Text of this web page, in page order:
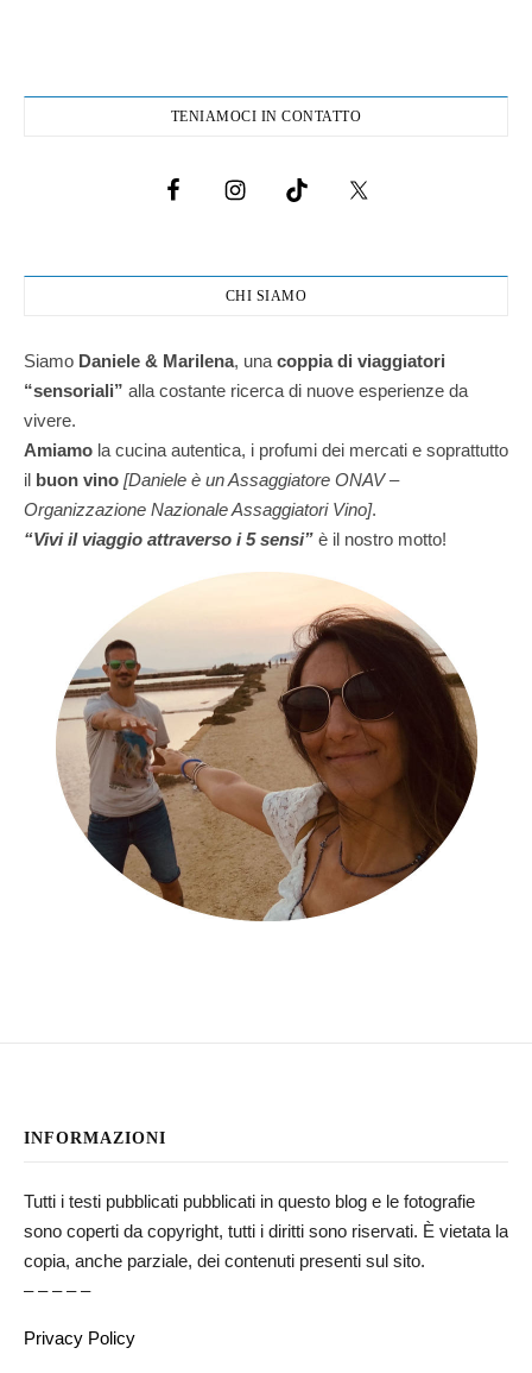
TENIAMOCI IN CONTATTO
CHI SIAMO
Siamo Daniele & Marilena, una coppia di viaggiatori
“sensoriali” alla costante ricerca di nuove esperienze da
vivere.
Amiamo la cucina autentica, i profumi dei mercati e soprattutto
il buon vino [Daniele è un Assaggiatore ONAV –
Organizzazione Nazionale Assaggiatori Vino].
“Vivi il viaggio attraverso i 5 sensi” è il nostro motto!
INFORMAZIONI
Tutti i testi pubblicati pubblicati in questo blog e le fotografie
sono coperti da copyright, tutti i diritti sono riservati. È vietata la
copia, anche parziale, dei contenuti presenti sul sito.
– – – – –
Privacy Policy